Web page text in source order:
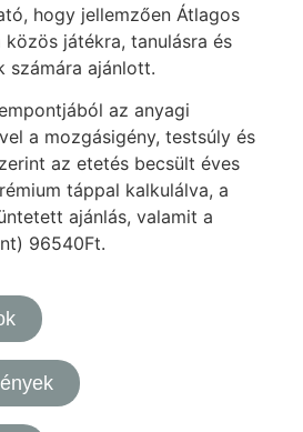
hogy jellemzően Átlagos
játékra, tanulásra és
számára ajánlott.
az anyagi
a mozgásigény, testsúly és
az etetés becsült éves
táppal kalkulálva, a
ajánlás, valamit a
96540Ft.